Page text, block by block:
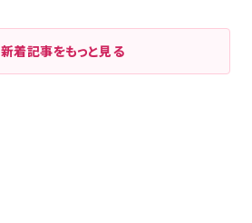
新着記事をもっと見る